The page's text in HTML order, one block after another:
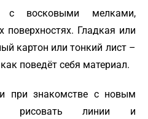
с восковыми мелками,
поверхностях. Гладкая или
картон или тонкий лист –
поведёт себя материал.
при знакомстве с новым
рисовать линии и